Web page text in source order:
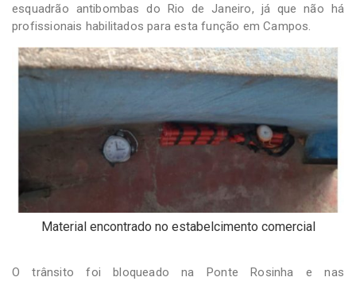
esquadrão antibombas do Rio de Janeiro, já que não há
profissionais habilitados para esta função em Campos.
Material encontrado no estabelcimento comercial
O trânsito foi bloqueado na Ponte Rosinha e nas